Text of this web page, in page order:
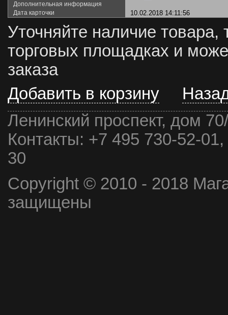
Дополнительная информация
Дата карточки
10.02.2018 14:11:56
Уточняйте наличие товара,
торговых площадках и
заказа
Добавить в корзину
Ленинский проспект, дом
Контакты: +7 495 730-52-
30
Copyright © 2010 - 2018
защищены